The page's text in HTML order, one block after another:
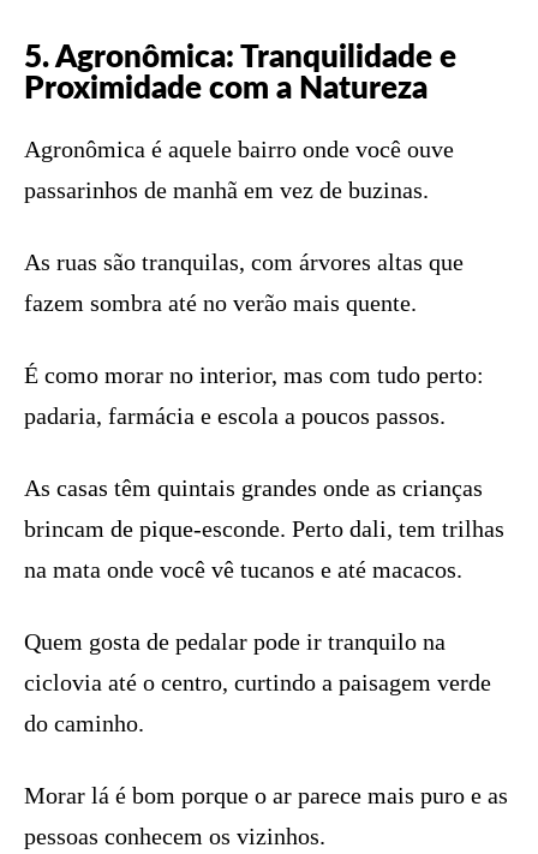
5. Agronômica: Tranquilidade e
Proximidade com a Natureza
Agronômica é aquele bairro onde você ouve
passarinhos de manhã em vez de buzinas.
As ruas são tranquilas, com árvores altas que
fazem sombra até no verão mais quente.
É como morar no interior, mas com tudo perto:
padaria, farmácia e escola a poucos passos.
As casas têm quintais grandes onde as crianças
brincam de pique-esconde. Perto dali, tem trilhas
na mata onde você vê tucanos e até macacos.
Quem gosta de pedalar pode ir tranquilo na
ciclovia até o centro, curtindo a paisagem verde
do caminho.
Morar lá é bom porque o ar parece mais puro e as
pessoas conhecem os vizinhos.